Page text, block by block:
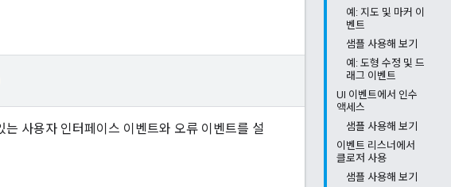
예: 지도 및 마커 이
벤트
샘플 사용해 보기
예: 도형 수정 및 드
래그 이벤트
UI 이벤트에서 인수
액세스
샘플 사용해 보기
이벤트 리스너에서
클로저 사용
샘플 사용해 보기
사용자 인터페이스 이벤트와 오류 이벤트를 설